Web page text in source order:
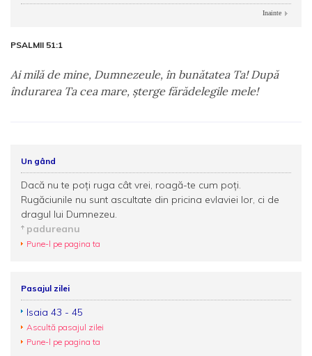
Inainte
PSALMII 51:1
Ai milă de mine, Dumnezeule, în bunătatea Ta! După
îndurarea Ta cea mare, şterge fărădelegile mele!
Un gând
Dacă nu te poţi ruga cât vrei, roagă-te cum poţi.
Rugăciunile nu sunt ascultate din pricina evlaviei lor, ci de
dragul lui Dumnezeu.
padureanu
Pune-l pe pagina ta
Pasajul zilei
Isaia 43 - 45
Ascultă pasajul zilei
Pune-l pe pagina ta